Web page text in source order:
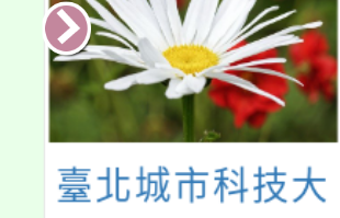
臺北城市科技大